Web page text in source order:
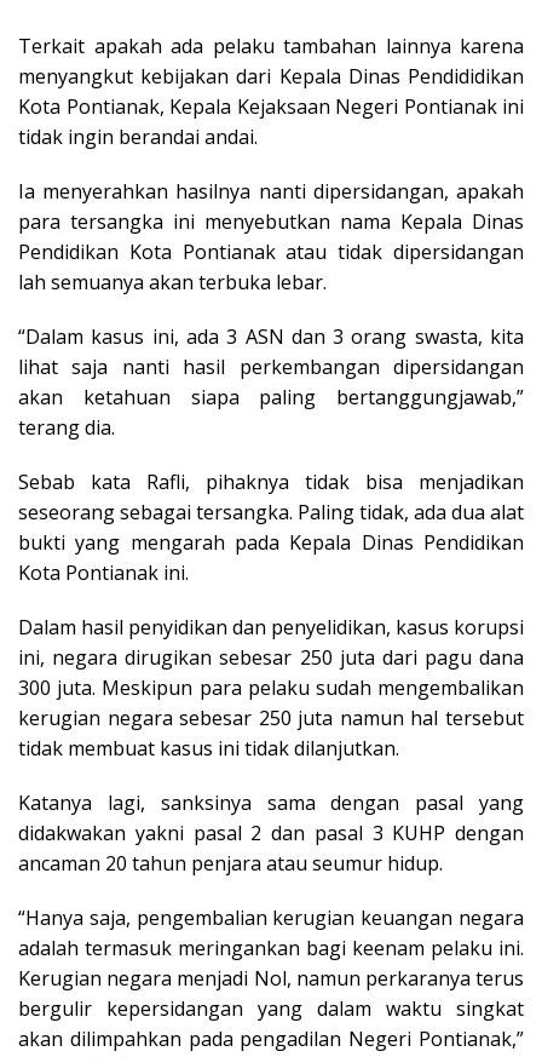
Terkait apakah ada pelaku tambahan lainnya karena
menyangkut kebijakan dari Kepala Dinas Pendididikan
Kota Pontianak, Kepala Kejaksaan Negeri Pontianak ini
tidak ingin berandai andai.
Ia menyerahkan hasilnya nanti dipersidangan, apakah
para tersangka ini menyebutkan nama Kepala Dinas
Pendidikan Kota Pontianak atau tidak dipersidangan
lah semuanya akan terbuka lebar.
“Dalam kasus ini, ada 3 ASN dan 3 orang swasta, kita
lihat saja nanti hasil perkembangan dipersidangan
akan ketahuan siapa paling bertanggungjawab,”
terang dia.
Sebab kata Rafli, pihaknya tidak bisa menjadikan
seseorang sebagai tersangka. Paling tidak, ada dua alat
bukti yang mengarah pada Kepala Dinas Pendidikan
Kota Pontianak ini.
Dalam hasil penyidikan dan penyelidikan, kasus korupsi
ini, negara dirugikan sebesar 250 juta dari pagu dana
300 juta. Meskipun para pelaku sudah mengembalikan
kerugian negara sebesar 250 juta namun hal tersebut
tidak membuat kasus ini tidak dilanjutkan.
Katanya lagi, sanksinya sama dengan pasal yang
didakwakan yakni pasal 2 dan pasal 3 KUHP dengan
ancaman 20 tahun penjara atau seumur hidup.
“Hanya saja, pengembalian kerugian keuangan negara
adalah termasuk meringankan bagi keenam pelaku ini.
Kerugian negara menjadi Nol, namun perkaranya terus
bergulir kepersidangan yang dalam waktu singkat
akan dilimpahkan pada pengadilan Negeri Pontianak,”